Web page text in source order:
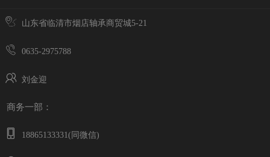
山东省临清市烟店轴承商贸城5-21
0635-2975788
刘金迎
商务一部：
18865133331(同微信)